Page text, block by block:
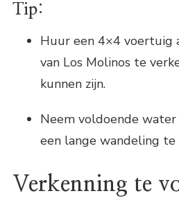
Tip:
Huur een 4×4 voertuig
van Los Molinos te
kunnen zijn.
Neem voldoende water
een lange wandeling
Verkenning te